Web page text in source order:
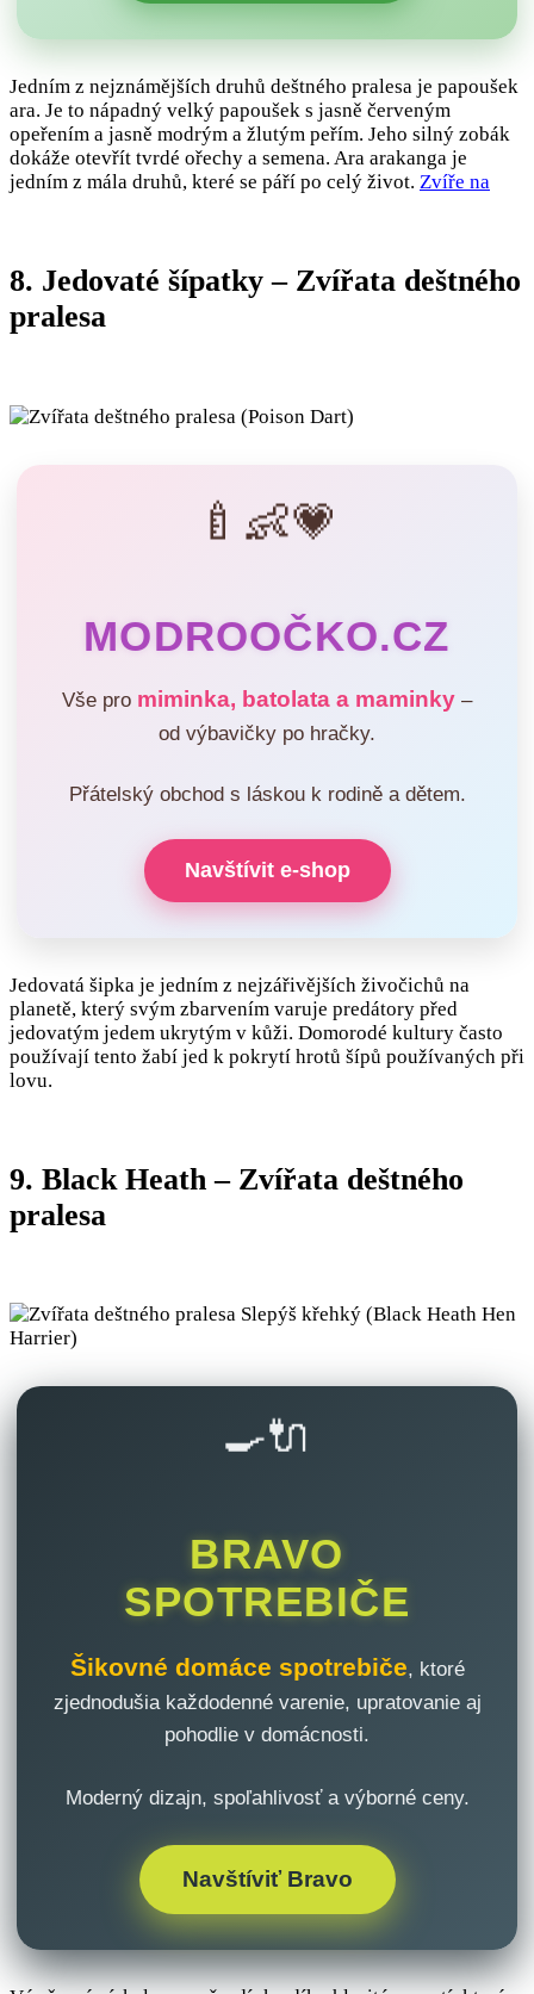
Jedním z nejznámějších druhů deštného pralesa je papoušek
ara. Je to nápadný velký papoušek s jasně červeným
opeřením a jasně modrým a žlutým peřím. Jeho silný zobák
dokáže otevřít tvrdé ořechy a semena. Ara arakanga je
jedním z mála druhů, které se páří po celý život. Zvíře na
8. Jedovaté šípatky – Zvířata deštného
pralesa
🍼👶💗
MODROOČKO.CZ
Vše pro miminka, batolata a maminky –
od výbavičky po hračky.
Přátelský obchod s láskou k rodině a dětem.
Navštívit e-shop
Jedovatá šipka je jedním z nejzářivějších živočichů na
planetě, který svým zbarvením varuje predátory před
jedovatým jedem ukrytým v kůži. Domorodé kultury často
používají tento žabí jed k pokrytí hrotů šípů používaných při
lovu.
9. Black Heath – Zvířata deštného
pralesa
🍳🔌
BRAVO
SPOTREBIČE
Šikovné domáce spotrebiče, ktoré
zjednodušia každodenné varenie, upratovanie aj
pohodlie v domácnosti.
Moderný dizajn, spoľahlivosť a výborné ceny.
Navštíviť Bravo